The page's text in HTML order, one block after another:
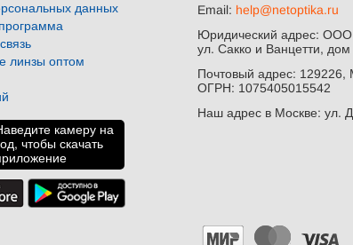
данных
линзы оптом
камеру на
чтобы скачать
Email: help@netoptika.ru
Юридический адрес: ООО
ул. Сакко и Ванцетти,
Почтовый адрес: 129226,
ОГРН: 1075405015542
Наш адрес в Москве: ул.